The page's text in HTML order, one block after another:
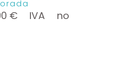
€Le
prix
IVA no